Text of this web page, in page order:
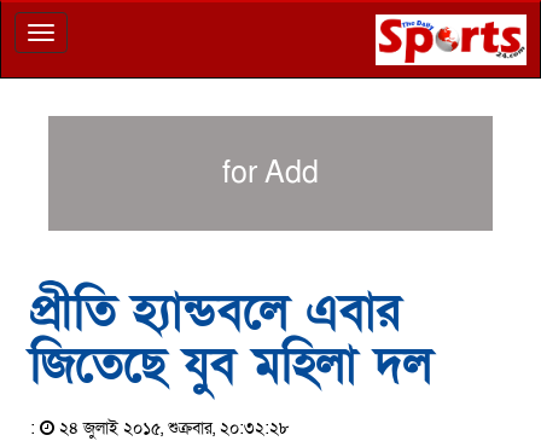
Toggle
navigation
for Add
প্রীতি হ্যান্ডবলে এবার
জিতেছে যুব মহিলা দল
: ২৪ জুলাই ২০১৫, শুক্রবার, ২০:৩২:২৮